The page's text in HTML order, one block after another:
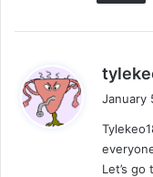
January
Let’s go